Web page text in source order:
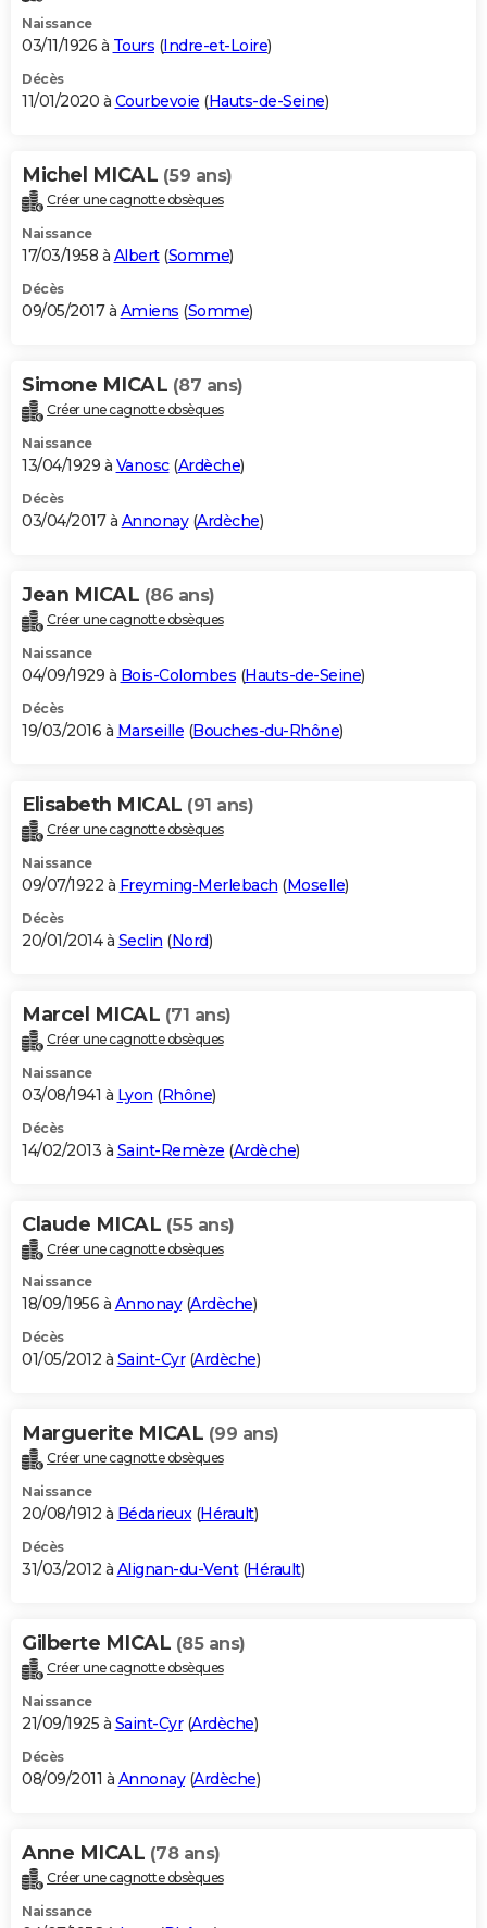
Naissance
03/11/1926 à Tours (Indre-et-Loire)
Décès
11/01/2020 à Courbevoie (Hauts-de-Seine)
Michel MICAL (59 ans)
Créer une cagnotte obsèques
Naissance
17/03/1958 à Albert(Somme)
Décès
09/05/2017 à Amiens (Somme)
Simone MICAL (87 ans)
Créer une cagnotte obsèques
Naissance
13/04/1929 à Vanosc(Ardèche)
Décès
03/04/2017 à Annonay(Ardèche)
Jean MICAL (86 ans)
Créer une cagnotte obsèques
Naissance
04/09/1929 à Bois-Colombes (Hauts-de-Seine)
Décès
19/03/2016 à Marseille (Bouches-du-Rhône)
Elisabeth MICAL (91 ans)
Créer une cagnotte obsèques
Naissance
09/07/1922 à Freyming-Merlebach (Moselle)
Décès
20/01/2014 à Seclin (Nord)
Marcel MICAL (71 ans)
Créer une cagnotte obsèques
Naissance
03/08/1941 à Lyon (Rhône)
Décès
14/02/2013 à Saint-Remèze (Ardèche)
Claude MICAL (55 ans)
Créer une cagnotte obsèques
Naissance
18/09/1956 à Annonay(Ardèche)
Décès
01/05/2012 à Saint-Cyr(Ardèche)
Marguerite MICAL (99 ans)
Créer une cagnotte obsèques
Naissance
20/08/1912 à Bédarieux(Hérault)
Décès
31/03/2012 à Alignan-du-Vent(Hérault)
Gilberte MICAL (85 ans)
Créer une cagnotte obsèques
Naissance
21/09/1925 à Saint-Cyr(Ardèche)
Décès
08/09/2011 à Annonay(Ardèche)
Anne MICAL (78 ans)
Créer une cagnotte obsèques
Naissance